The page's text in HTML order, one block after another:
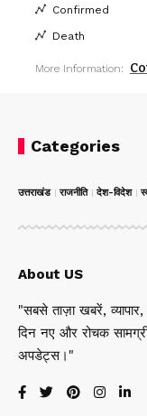
Confirmed
Death
More Information:
Categories
उत्तराखंड राजनीति देश-विदेश
About US
"सबसे ताज़ा खबरें,
दिन नए और रोचक
अपडेट्स।"